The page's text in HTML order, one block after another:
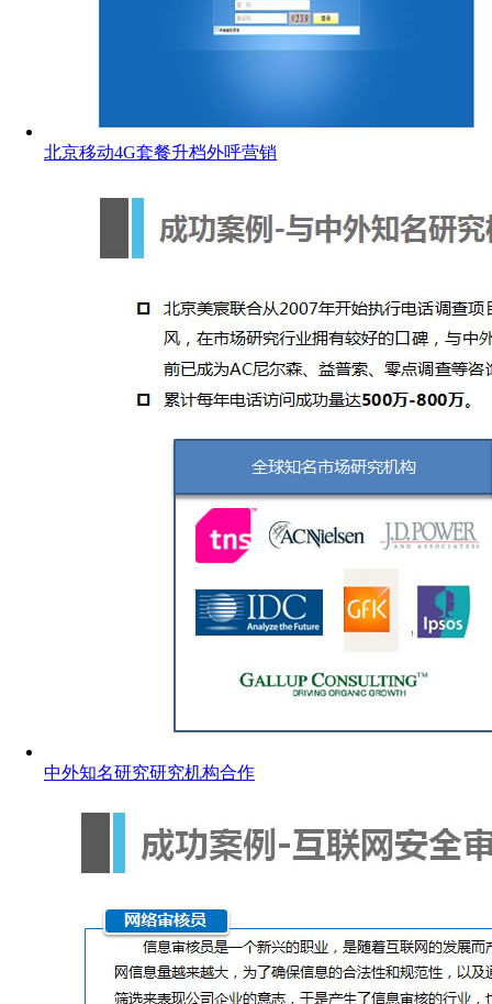
北京移动4G套餐升档外呼营销
中外知名研究研究机构合作